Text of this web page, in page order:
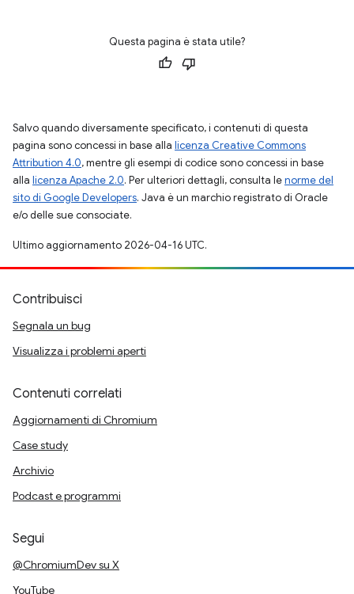
Questa pagina è stata utile?
Salvo quando diversamente specificato, i contenuti di questa
pagina sono concessi in base alla licenza Creative Commons
Attribution 4.0, mentre gli esempi di codice sono concessi in base
alla licenza Apache 2.0. Per ulteriori dettagli, consulta lenorme del
sito di Google Developers. Java è un marchio registrato di Oracle
e/o delle sue consociate.
Ultimo aggiornamento 2026-04-16 UTC.
Contribuisci
Segnala un bug
Visualizza i problemi aperti
Contenuti correlati
Aggiornamenti di Chromium
Case study
Archivio
Podcast e programmi
Segui
@ChromiumDev su X
YouTube